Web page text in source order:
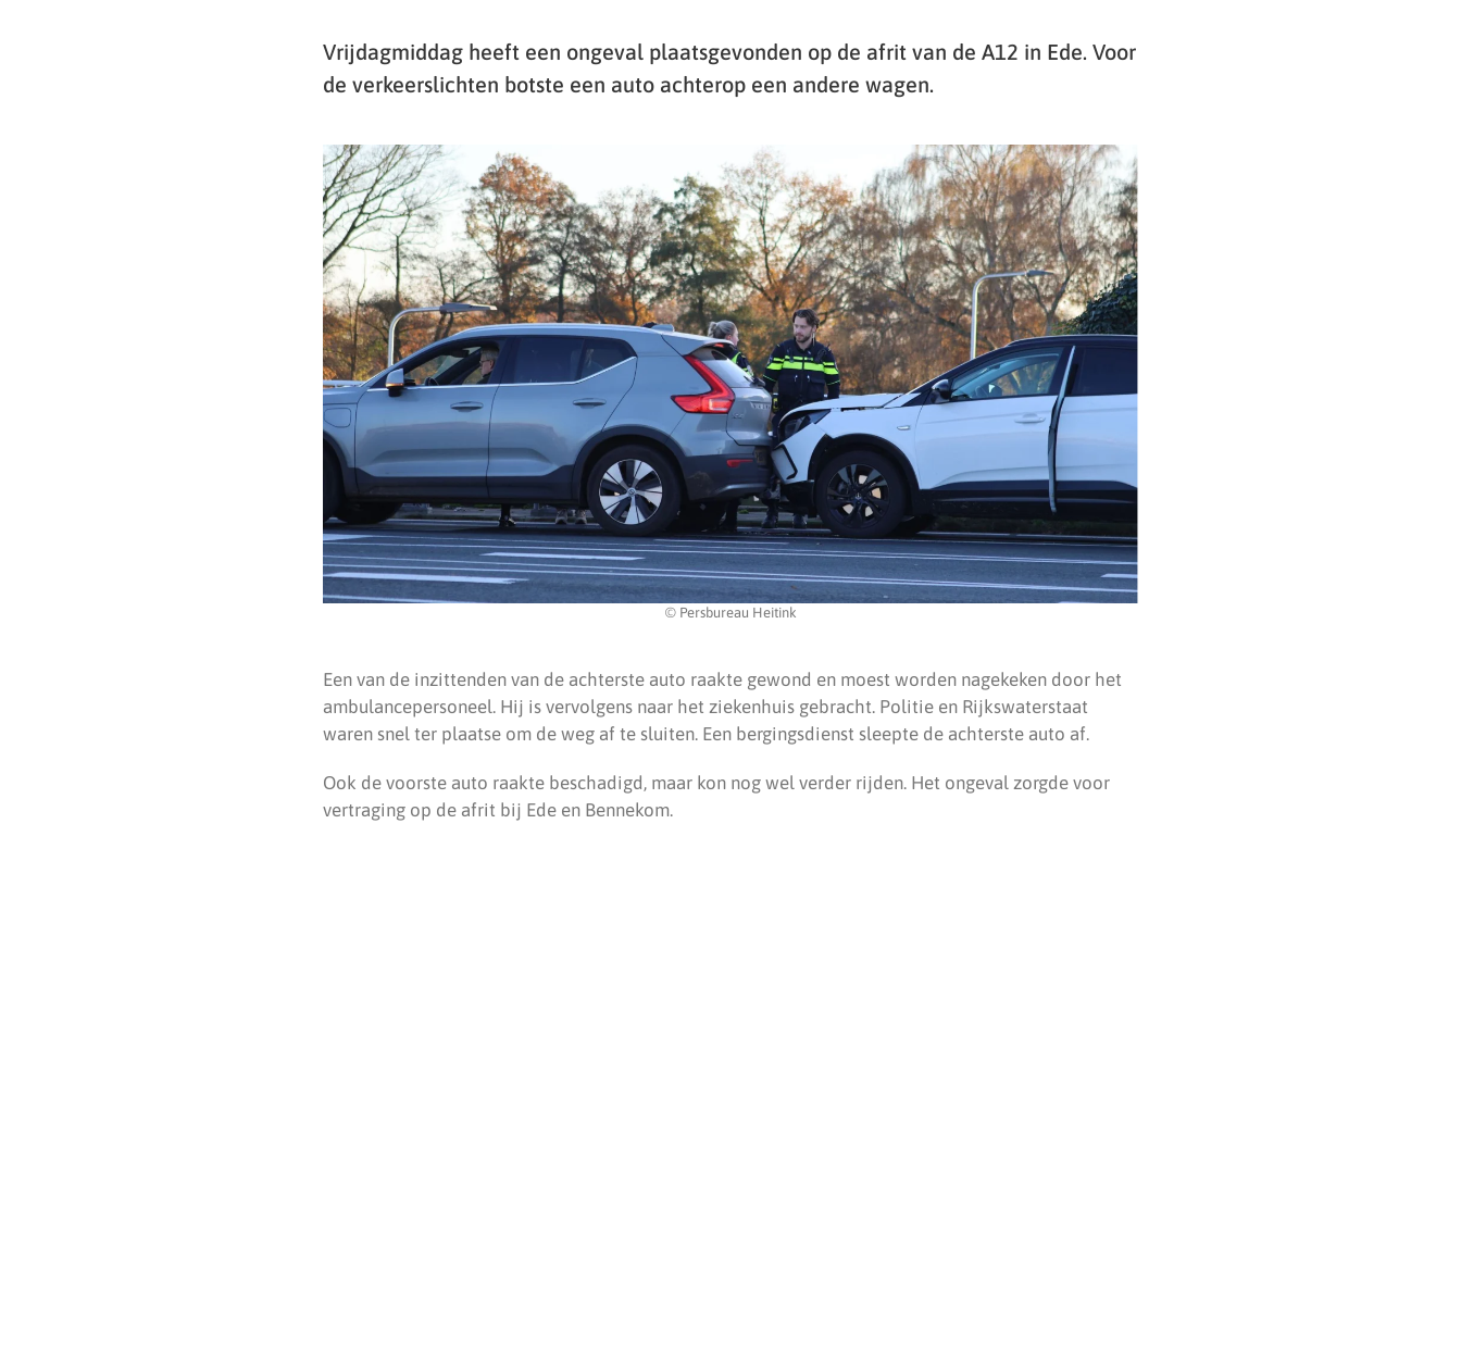
Vrijdagmiddag heeft een ongeval plaatsgevonden op de afrit van de A12 in Ede. Voor
de verkeerslichten botste een auto achterop een andere wagen.
© Persbureau Heitink
Een van de inzittenden van de achterste auto raakte gewond en moest worden nagekeken door het
ambulancepersoneel. Hij is vervolgens naar het ziekenhuis gebracht. Politie en Rijkswaterstaat
waren snel ter plaatse om de weg af te sluiten. Een bergingsdienst sleepte de achterste auto af.
Ook de voorste auto raakte beschadigd, maar kon nog wel verder rijden. Het ongeval zorgde voor
vertraging op de afrit bij Ede en Bennekom.